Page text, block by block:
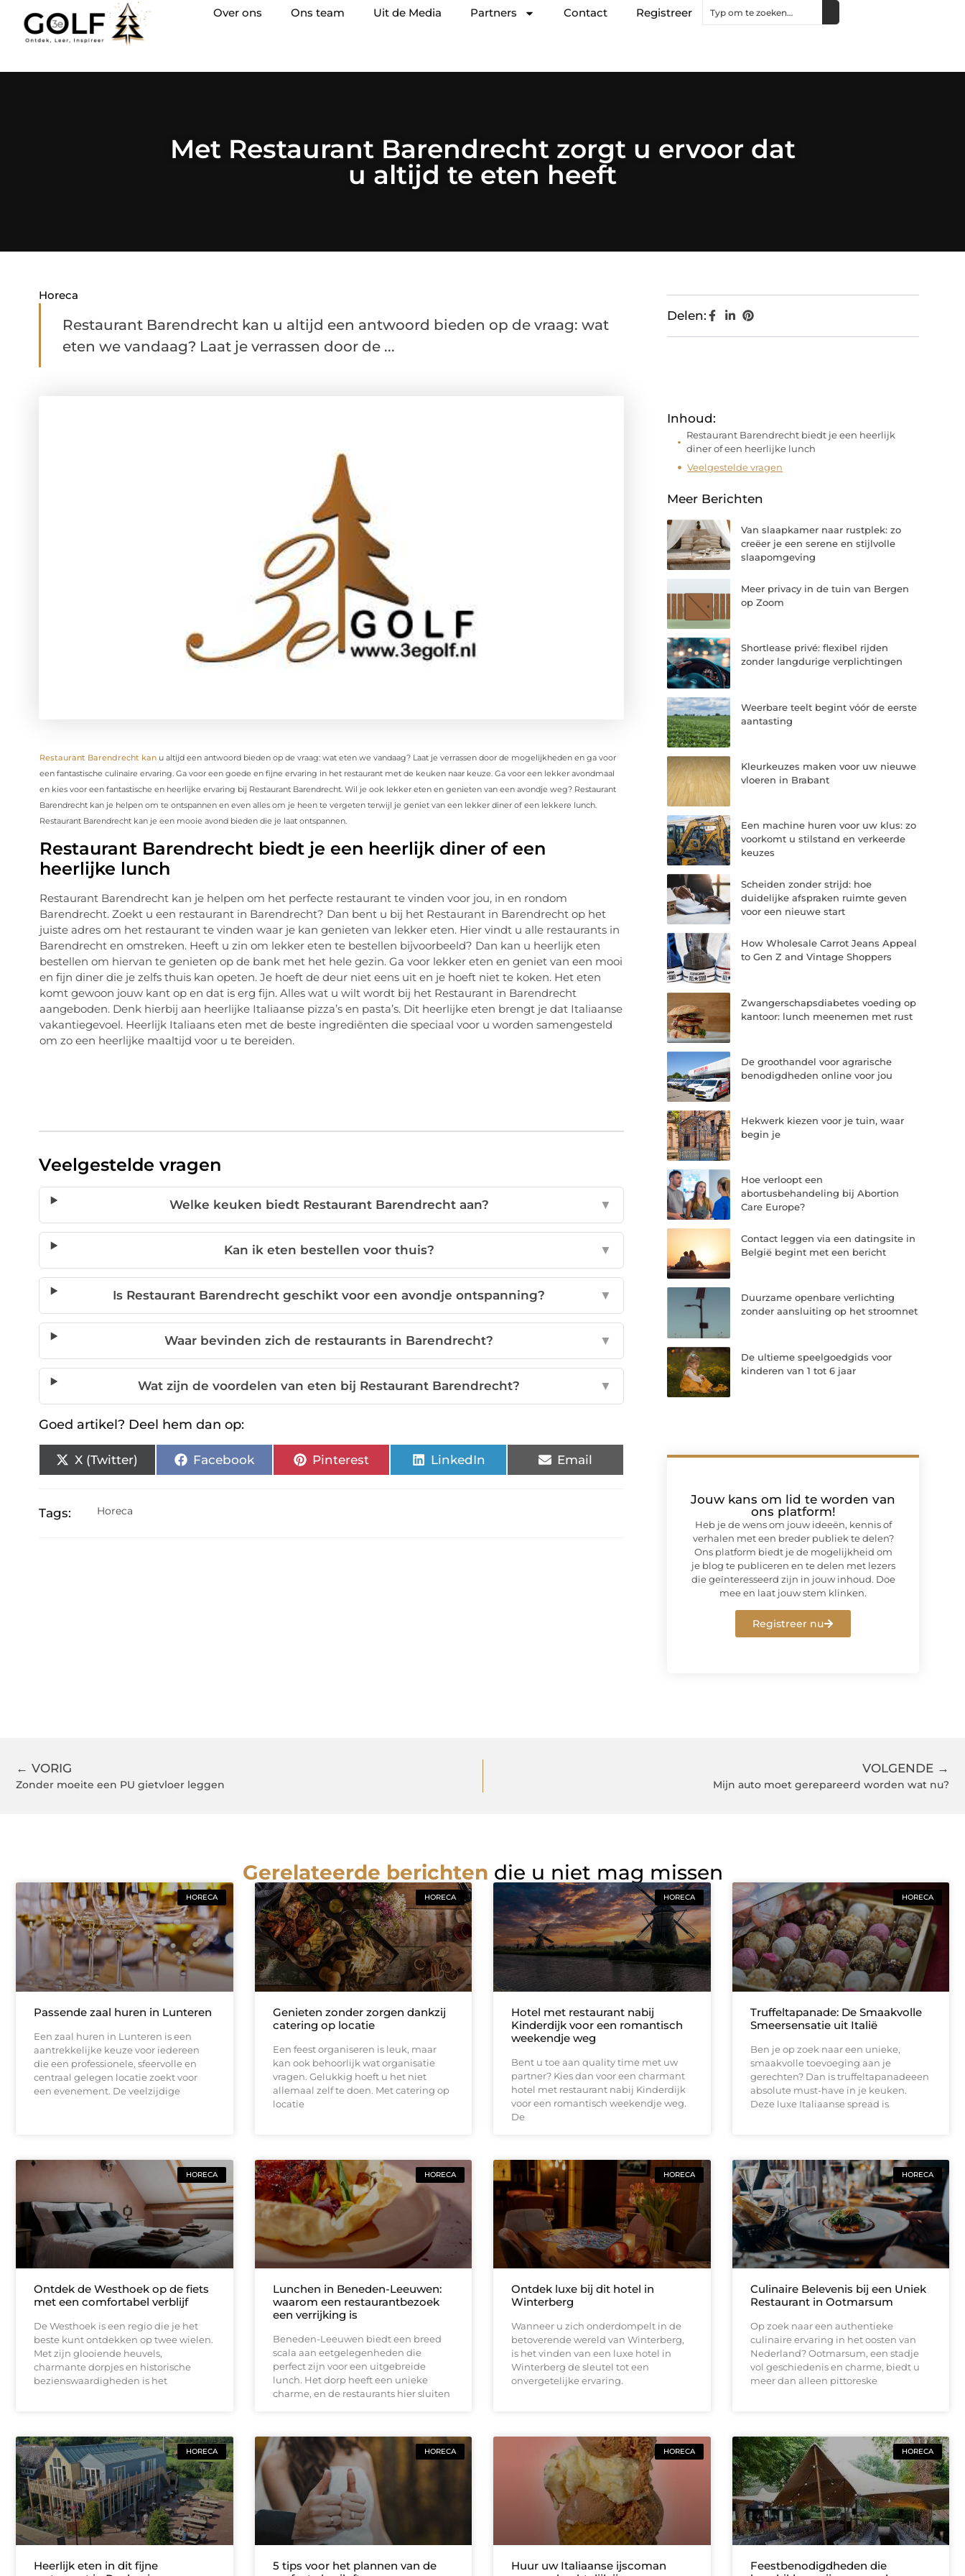
Over ons Ons team Uit de Media Partners Contact Registreer
Met Restaurant Barendrecht zorgt u ervoor dat
u altijd te eten heeft
Horeca
Restaurant Barendrecht kan u altijd een antwoord bieden op de vraag: wat
eten we vandaag? Laat je verrassen door de ...
Restaurant Barendrecht kan u altijd een antwoord bieden op de vraag: wat eten we vandaag? Laat je verrassen door de mogelijkheden en ga voor
een fantastische culinaire ervaring. Ga voor een goede en fijne ervaring in het restaurant met de keuken naar keuze. Ga voor een lekker avondmaal
en kies voor een fantastische en heerlijke ervaring bij Restaurant Barendrecht. Wil je ook lekker eten en genieten van een avondje weg? Restaurant
Barendrecht kan je helpen om te ontspannen en even alles om je heen te vergeten terwijl je geniet van een lekker diner of een lekkere lunch.
Restaurant Barendrecht kan je een mooie avond bieden die je laat ontspannen.
Restaurant Barendrecht biedt je een heerlijk diner of een
heerlijke lunch
Restaurant Barendrecht kan je helpen om het perfecte restaurant te vinden voor jou, in en rondom
Barendrecht. Zoekt u een restaurant in Barendrecht? Dan bent u bij het Restaurant in Barendrecht op het
juiste adres om het restaurant te vinden waar je kan genieten van lekker eten. Hier vindt u alle restaurants in
Barendrecht en omstreken. Heeft u zin om lekker eten te bestellen bijvoorbeeld? Dan kan u heerlijk eten
bestellen om hiervan te genieten op de bank met het hele gezin. Ga voor lekker eten en geniet van een mooi
en fijn diner die je zelfs thuis kan opeten. Je hoeft de deur niet eens uit en je hoeft niet te koken. Het eten
komt gewoon jouw kant op en dat is erg fijn. Alles wat u wilt wordt bij het Restaurant in Barendrecht
aangeboden. Denk hierbij aan heerlijke Italiaanse pizza’s en pasta’s. Dit heerlijke eten brengt je dat Italiaanse
vakantiegevoel. Heerlijk Italiaans eten met de beste ingrediënten die speciaal voor u worden samengesteld
om zo een heerlijke maaltijd voor u te bereiden.
Veelgestelde vragen
Welke keuken biedt Restaurant Barendrecht aan? ▼
Kan ik eten bestellen voor thuis? ▼
Is Restaurant Barendrecht geschikt voor een avondje ontspanning? ▼
Waar bevinden zich de restaurants in Barendrecht? ▼
Wat zijn de voordelen van eten bij Restaurant Barendrecht? ▼
Goed artikel? Deel hem dan op:
X (Twitter) Facebook Pinterest LinkedIn Email
Tags: Horeca
Delen:
Inhoud:
Restaurant Barendrecht biedt je een heerlijk
diner of een heerlijke lunch
Veelgestelde vragen
Meer Berichten
Van slaapkamer naar rustplek: zo
creëer je een serene en stijlvolle
slaapomgeving
Meer privacy in de tuin van Bergen
op Zoom
Shortlease privé: flexibel rijden
zonder langdurige verplichtingen
Weerbare teelt begint vóór de eerste
aantasting
Kleurkeuzes maken voor uw nieuwe
vloeren in Brabant
Een machine huren voor uw klus: zo
voorkomt u stilstand en verkeerde
keuzes
Scheiden zonder strijd: hoe
duidelijke afspraken ruimte geven
voor een nieuwe start
How Wholesale Carrot Jeans Appeal
to Gen Z and Vintage Shoppers
Zwangerschapsdiabetes voeding op
kantoor: lunch meenemen met rust
De groothandel voor agrarische
benodigdheden online voor jou
Hekwerk kiezen voor je tuin, waar
begin je
Hoe verloopt een
abortusbehandeling bij Abortion
Care Europe?
Contact leggen via een datingsite in
België begint met een bericht
Duurzame openbare verlichting
zonder aansluiting op het stroomnet
De ultieme speelgoedgids voor
kinderen van 1 tot 6 jaar
Jouw kans om lid te worden van
ons platform!
Heb je de wens om jouw ideeën, kennis of
verhalen met een breder publiek te delen?
Ons platform biedt je de mogelijkheid om
je blog te publiceren en te delen met lezers
die geïnteresseerd zijn in jouw inhoud. Doe
mee en laat jouw stem klinken.
Registreer nu
← VORIG
Zonder moeite een PU gietvloer leggen
VOLGENDE →
Mijn auto moet gerepareerd worden wat nu?
Gerelateerde berichten die u niet mag missen
HORECA
Passende zaal huren in Lunteren
Een zaal huren in Lunteren is een
aantrekkelijke keuze voor iedereen
die een professionele, sfeervolle en
centraal gelegen locatie zoekt voor
een evenement. De veelzijdige
HORECA
Genieten zonder zorgen dankzij
catering op locatie
Een feest organiseren is leuk, maar
kan ook behoorlijk wat organisatie
vragen. Gelukkig hoeft u het niet
allemaal zelf te doen. Met catering op
locatie
HORECA
Hotel met restaurant nabij
Kinderdijk voor een romantisch
weekendje weg
Bent u toe aan quality time met uw
partner? Kies dan voor een charmant
hotel met restaurant nabij Kinderdijk
voor een romantisch weekendje weg.
De
HORECA
Truffeltapanade: De Smaakvolle
Smeersensatie uit Italië
Ben je op zoek naar een unieke,
smaakvolle toevoeging aan je
gerechten? Dan is truffeltapanadeeen
absolute must-have in je keuken.
Deze luxe Italiaanse spread is
HORECA
Ontdek de Westhoek op de fiets
met een comfortabel verblijf
De Westhoek is een regio die je het
beste kunt ontdekken op twee wielen.
Met zijn glooiende heuvels,
charmante dorpjes en historische
bezienswaardigheden is het
HORECA
Lunchen in Beneden-Leeuwen:
waarom een restaurantbezoek
een verrijking is
Beneden-Leeuwen biedt een breed
scala aan eetgelegenheden die
perfect zijn voor een uitgebreide
lunch. Het dorp heeft een unieke
charme, en de restaurants hier sluiten
HORECA
Ontdek luxe bij dit hotel in
Winterberg
Wanneer u zich onderdompelt in de
betoverende wereld van Winterberg,
is het vinden van een luxe hotel in
Winterberg de sleutel tot een
onvergetelijke ervaring.
HORECA
Culinaire Belevenis bij een Uniek
Restaurant in Ootmarsum
Op zoek naar een authentieke
culinaire ervaring in het oosten van
Nederland? Ootmarsum, een stadje
vol geschiedenis en charme, biedt u
meer dan alleen pittoreske
HORECA
Heerlijk eten in dit fijne
HORECA
5 tips voor het plannen van de
HORECA
Huur uw Italiaanse ijscoman
HORECA
Feestbenodigdheden die